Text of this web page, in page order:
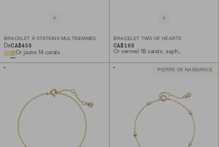
BRACELET À STATIONS MULTIGEMMES
DeCA$458
Or jaune 14 carats
BRACELET TWO OF HEARTS
CA$168
PIERRE DE NAISSANCE